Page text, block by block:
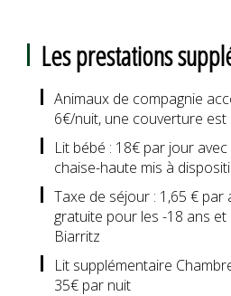
Les prestations
Animaux de compagnie
6€/nuit, une couverture
Lit bébé : 18€ par jour
chaise-haute mis à
Taxe de séjour : 1,65 € par
gratuite pour les -18 ans et
Biarritz
Lit supplémentaire
35€ par nuit